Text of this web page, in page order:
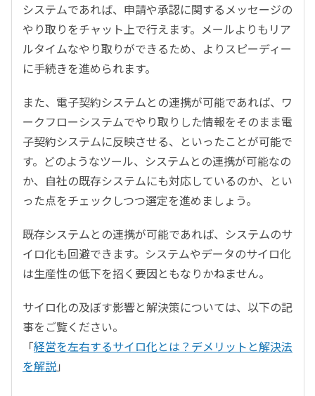
システムであれば、申請や承認に関するメッセージの
やり取りをチャット上で行えます。メールよりもリア
ルタイムなやり取りができるため、よりスピーディー
に手続きを進められます。
また、電子契約システムとの連携が可能であれば、ワ
ークフローシステムでやり取りした情報をそのまま電
子契約システムに反映させる、といったことが可能で
す。どのようなツール、システムとの連携が可能なの
か、自社の既存システムにも対応しているのか、とい
った点をチェックしつつ選定を進めましょう。
既存システムとの連携が可能であれば、システムのサ
イロ化も回避できます。システムやデータのサイロ化
は生産性の低下を招く要因ともなりかねません。
サイロ化の及ぼす影響と解決策については、以下の記
事をご覧ください。
「経営を左右するサイロ化とは？デメリットと解決法
を解説」